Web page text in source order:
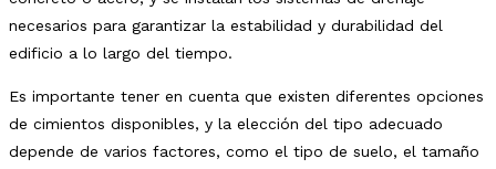
necesarios para garantizar la estabilidad y durabilidad del
edificio a lo largo del tiempo.
Es importante tener en cuenta que existen diferentes opciones
de cimientos disponibles, y la elección del tipo adecuado
depende de varios factores, como el tipo de suelo, el tamaño